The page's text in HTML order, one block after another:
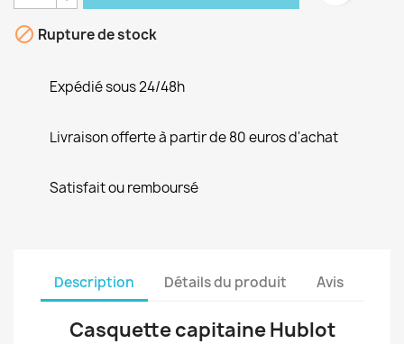
 Rupture de stock
Expédié sous 24/48h
Livraison offerte à partir de 80 euros d'achat
Satisfait ou remboursé
Description Détails du produit Avis
Casquette capitaine Hublot